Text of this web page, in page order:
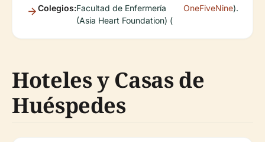
Colegios:Facultad de Enfermería
(Asia Heart Foundation) (
OneFiveNine).
Hoteles y Casas de
Huéspedes